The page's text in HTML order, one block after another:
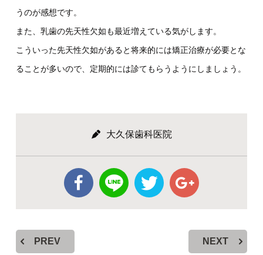
うのが感想です。
また、乳歯の先天性欠如も最近増えている気がします。
こういった先天性欠如があると将来的には矯正治療が必要とな
ることが多いので、定期的には診てもらうようにしましょう。
大久保歯科医院
PREV NEXT